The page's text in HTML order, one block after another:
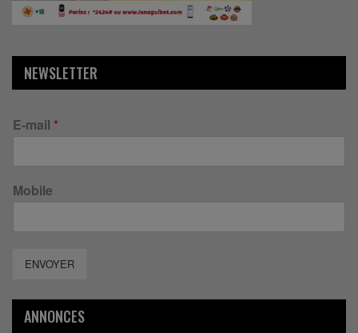
NEWSLETTER
E-mail *
Mobile
ENVOYER
ANNONCES